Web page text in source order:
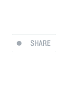
SHARE